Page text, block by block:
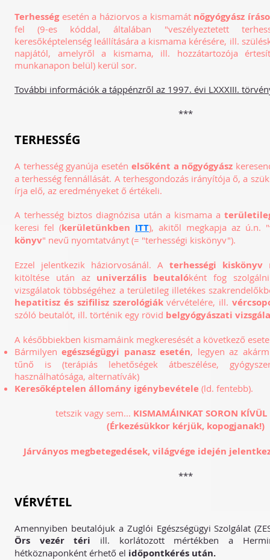
Terhesség esetén a háziorvos a kismamát nőgyógyász
fel (9-es kóddal, általában "veszélyeztetett
keresőképtelenség leállítására a kismama kérésére, ill.
napjától, amelyről a kismama, ill. hozzátartozója
munkanapon belül) kerül sor.
További információk a táppénzről az 1997. évi LXXXIII.
***
TERHESSÉG
A terhesség gyanúja esetén elsőként a nőgyógyász
a terhesség fennállását. A terhesgondozás irányítója ő, a
írja elő, az eredményeket ő értékeli.
A terhesség biztos diagnózisa után a kismama a
keresi fel (kerületünkben ITT), akitől megkapja az ú.n. "
könyv" nevű nyomtatványt (= "terhességi kiskönyv").
Ezzel jelentkezik háziorvosánál. A terhességi kiskönyv
kitöltése után az univerzális beutalóként fog
vizsgálatok többségéhez a területileg illetékes
hepatitisz és szifilisz szerológiákvérvételére, ill.
szóló beutalót, ill. történik egy rövid belgyógyászati
A későbbiekben kismamáink megkeresését a következő
Bármilyenegészségügyi panasz esetén, legyen az
tűnő is (terápiás lehetőségek átbeszélése,
használhatósága, alternatívák)
Keresőképtelen állomány igénybevétele (ld. fentebb).
tetszik vagy sem... KISMAMÁINKAT SORON KÍVÜL
(Érkezésükkor kérjük, kopogjanak!)
Járványos megbetegedések, világvége idején
***
VÉRVÉTEL
Amennyiben beutalójuk a Zuglói Egészségügyi Szolgálat
Örs vezér téri ill. korlátozott mértékben a
hétköznaponként érhető el időpontkérés után.